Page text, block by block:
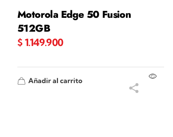
Motorola Edge 50 Fusion
512GB
$ 1.149.900
Añadir al carrito